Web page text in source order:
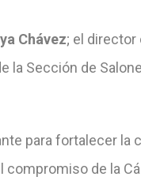
Chávez; el director
la Sección de
para fortalecer la
de la